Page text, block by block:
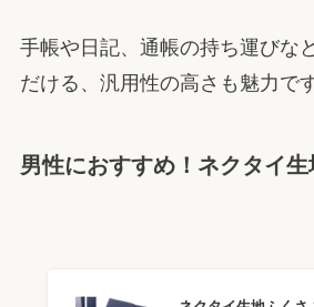
手帳や日記、通帳の持ち運びな
だける、汎用性の高さも魅力です
男性におすすめ！ネクタイ